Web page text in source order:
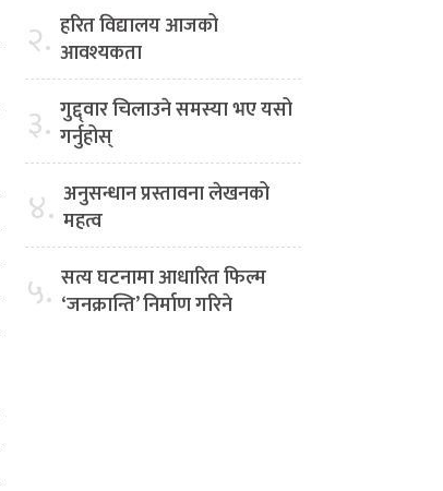
२. हरित विद्यालय आजको
आवश्यकता
३. गुद्द्वार चिलाउने समस्या भए यसो
गर्नुहोस्
४. अनुसन्धान प्रस्तावना लेखनको
महत्व
५. सत्य घटनामा आधारित फिल्म
‘जनक्रान्ति’ निर्माण गरिने